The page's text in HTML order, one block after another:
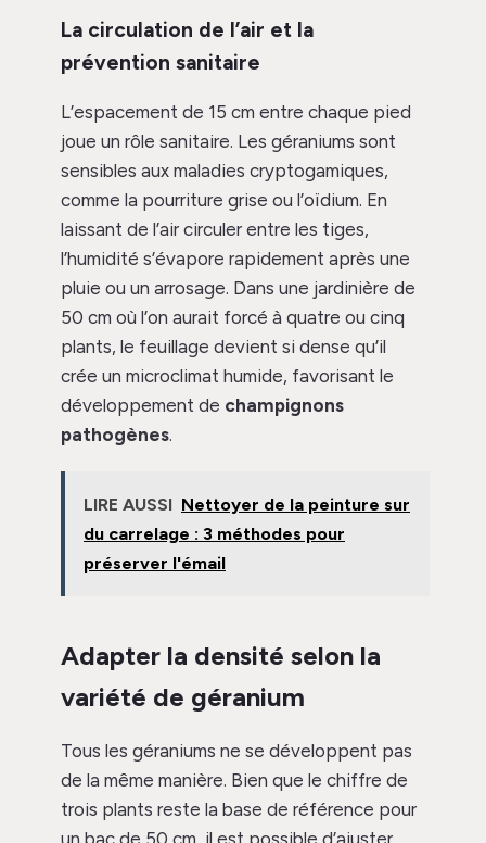
La circulation de l’air et la
prévention sanitaire
L’espacement de 15 cm entre chaque pied
joue un rôle sanitaire. Les géraniums sont
sensibles aux maladies cryptogamiques,
comme la pourriture grise ou l’oïdium. En
laissant de l’air circuler entre les tiges,
l’humidité s’évapore rapidement après une
pluie ou un arrosage. Dans une jardinière de
50 cm où l’on aurait forcé à quatre ou cinq
plants, le feuillage devient si dense qu’il
crée un microclimat humide, favorisant le
développement de champignons
pathogènes.
LIRE AUSSI Nettoyer de la peinture sur
du carrelage : 3 méthodes pour
préserver l'émail
Adapter la densité selon la
variété de géranium
Tous les géraniums ne se développent pas
de la même manière. Bien que le chiffre de
trois plants reste la base de référence pour
un bac de 50 cm, il est possible d’ajuster